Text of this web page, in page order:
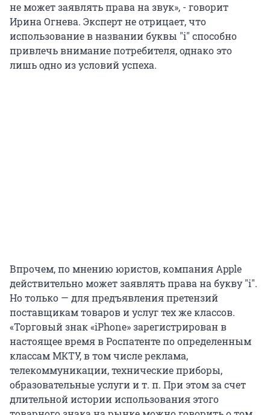
не может заявлять права на звук», - говорит
Ирина Огнева. Эксперт не отрицает, что
использование в названии буквы "i" способно
привлечь внимание потребителя, однако это
лишь одно из условий успеха.
Впрочем, по мнению юристов, компания Apple
действительно может заявлять права на букву "i".
Но только — для предъявления претензий
поставщикам товаров и услуг тех же классов.
«Торговый знак «iPhone» зарегистрирован в
настоящее время в Роспатенте по определенным
классам МКТУ, в том числе реклама,
телекоммуникации, технические приборы,
образовательные услуги и т. п. При этом за счет
длительной истории использования этого